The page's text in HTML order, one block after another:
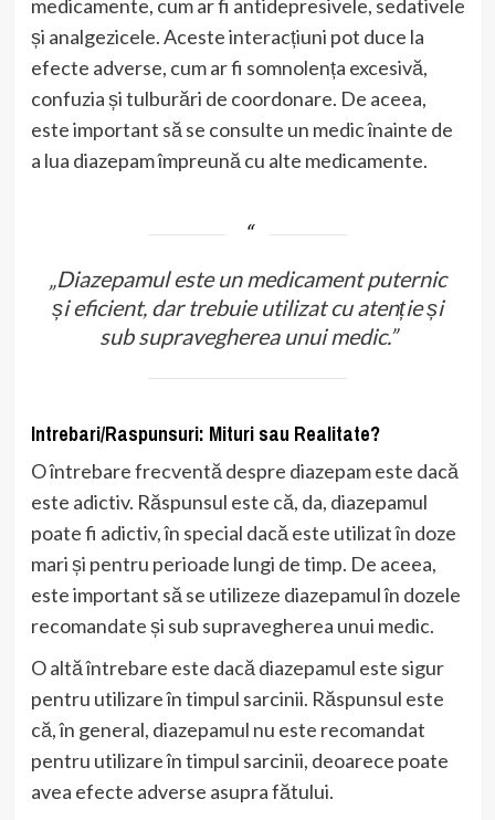
medicamente, cum ar fi antidepresivele, sedativele
și analgezicele. Aceste interacțiuni pot duce la
efecte adverse, cum ar fi somnolența excesivă,
confuzia și tulburări de coordonare. De aceea,
este important să se consulte un medic înainte de
a lua diazepam împreună cu alte medicamente.
„Diazepamul este un medicament puternic
și eficient, dar trebuie utilizat cu atenție și
sub supravegherea unui medic.”
Intrebari/Raspunsuri: Mituri sau Realitate?
O întrebare frecventă despre diazepam este dacă
este adictiv. Răspunsul este că, da, diazepamul
poate fi adictiv, în special dacă este utilizat în doze
mari și pentru perioade lungi de timp. De aceea,
este important să se utilizeze diazepamul în dozele
recomandate și sub supravegherea unui medic.
O altă întrebare este dacă diazepamul este sigur
pentru utilizare în timpul sarcinii. Răspunsul este
că, în general, diazepamul nu este recomandat
pentru utilizare în timpul sarcinii, deoarece poate
avea efecte adverse asupra fătului.